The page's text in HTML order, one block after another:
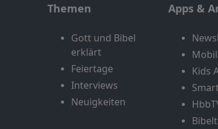
Themen
Gott und Bibel
erklärt
Feiertage
Interviews
Neuigkeiten
Apps &
Kids